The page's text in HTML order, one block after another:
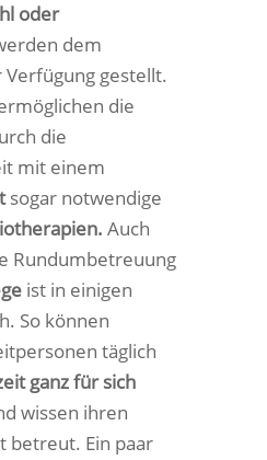
oder
dem
gestellt.
die
die
mit einem
sogar notwendige
Auch
Rundumbetreuung
ist in einigen
So können
täglich
ganz für sich
wissen ihren
betreut. Ein paar